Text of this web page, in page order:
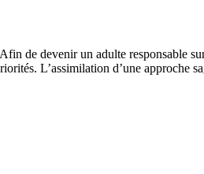
de devenir un adulte responsable
L’assimilation d’une approche